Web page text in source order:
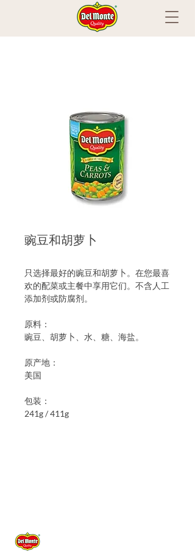
豌豆和胡萝卜
只选择最好的豌豆和胡萝卜。在您最喜
欢的配菜或主餐中享用它们。不含人工
添加剂或防腐剂。
原料：
豌豆、胡萝卜、水、糖、海盐。
原产地：
美国
包装：
241g / 411g